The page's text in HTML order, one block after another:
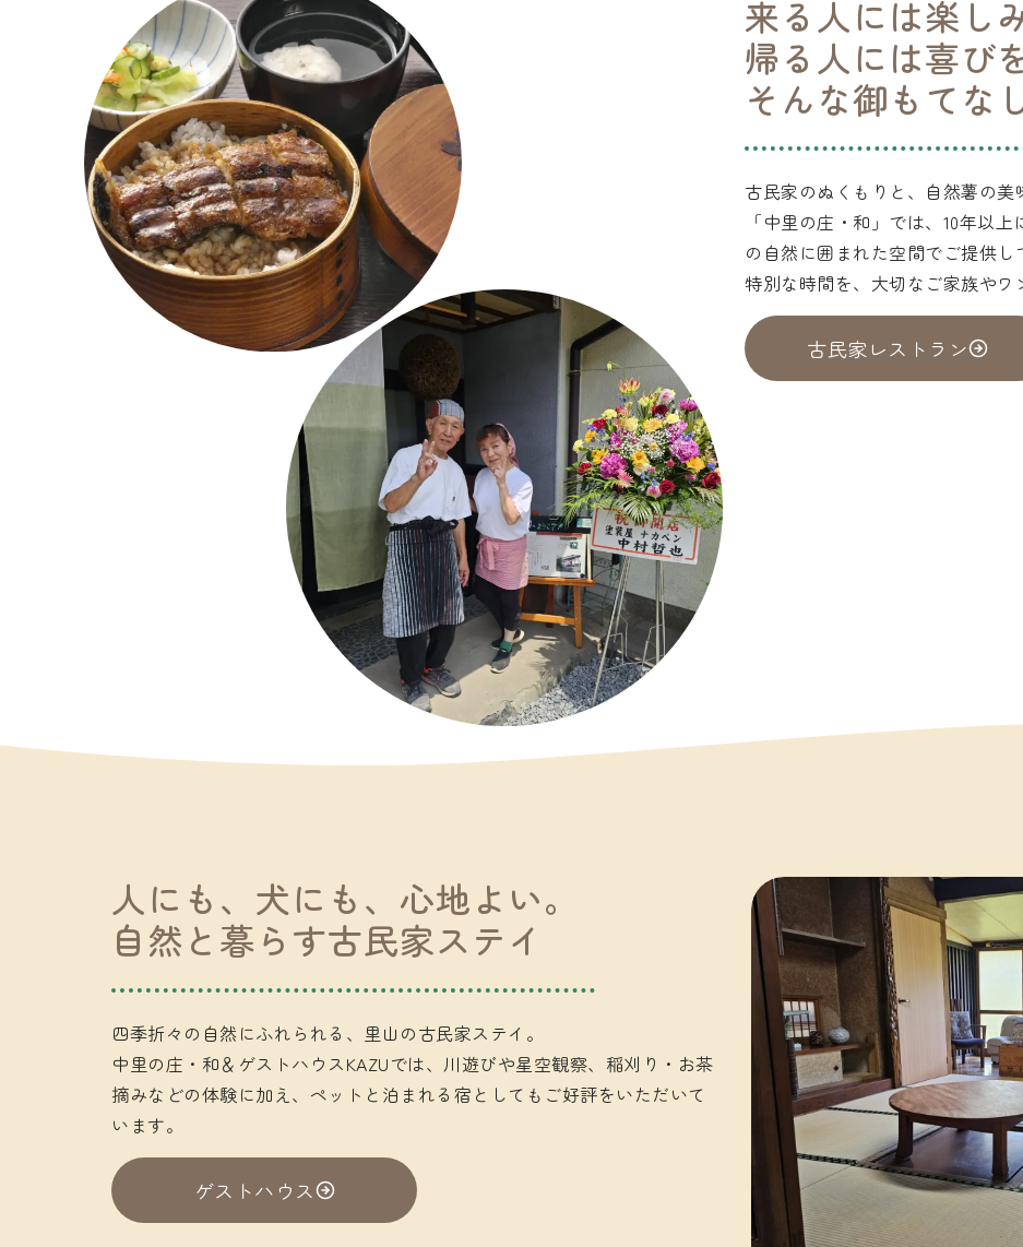
来る人には楽し
帰る人には喜びを
そんな御もてな
古民家のぬくもりと、自然薯の美
「中里の庄・和」では、10年以
の自然に囲まれた空間でご提供し
特別な時間を、大切なご家族やワ
古民家レストラン
人にも、犬にも、心地よい。
自然と暮らす古民家ステイ
四季折々の自然にふれられる、里山の古民家ステイ。
中里の庄・和＆ゲストハウスKAZUでは、川遊びや星空観察、稲刈り・お茶
摘みなどの体験に加え、ペットと泊まれる宿としてもご好評をいただいて
います。
ゲストハウス